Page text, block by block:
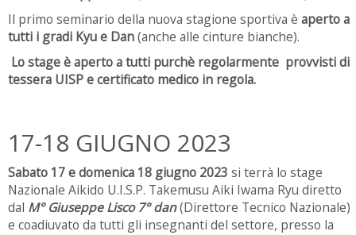
Il primo seminario della nuova stagione sportiva è aperto a
tutti i gradi Kyu e Dan(anche alle cinture bianche).
Lo stage è aperto a tutti purchè regolarmente provvisti di
tessera UISP e certificato medico in regola.
17-18 GIUGNO 2023
Sabato 17 e domenica 18 giugno 2023 si terrà lo stage
Nazionale Aikido U.I.S.P. Takemusu Aiki Iwama Ryu diretto
dal M° Giuseppe Lisco 7° dan(Direttore Tecnico Nazionale)
e coadiuvato da tutti gli insegnanti del settore, presso la